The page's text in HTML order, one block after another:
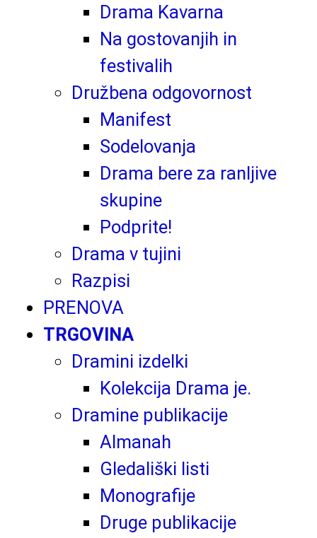
Drama Kavarna
Na gostovanjih in
festivalih
Družbena odgovornost
Manifest
Sodelovanja
Drama bere za ranljive
skupine
Podprite!
Drama v tujini
Razpisi
PRENOVA
TRGOVINA
Dramini izdelki
Kolekcija Drama je.
Dramine publikacije
Almanah
Gledališki listi
Monografije
Druge publikacije